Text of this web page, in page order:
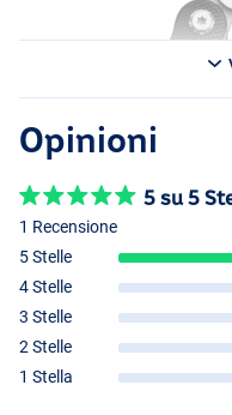
Opinioni
5 su 5
1 Recensione
5 Stelle
4 Stelle
3 Stelle
2 Stelle
1 Stella